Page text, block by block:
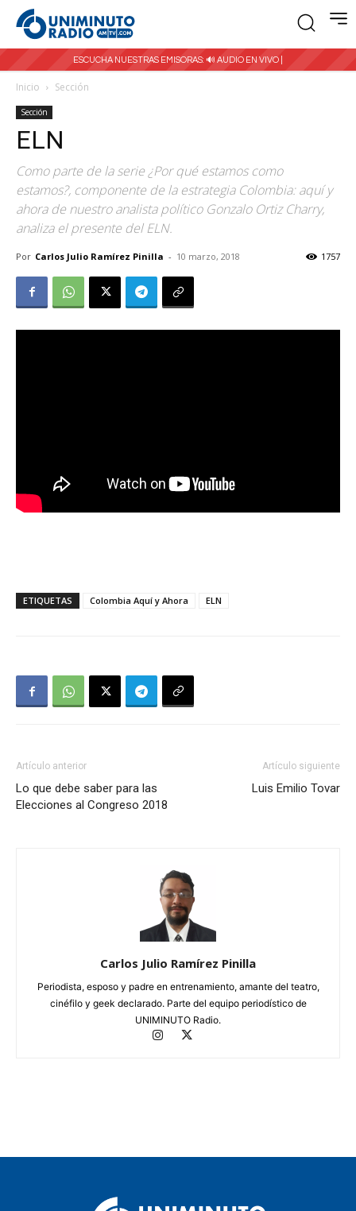
ESCUCHA NUESTRAS EMISORAS: 🔊 AUDIO EN VIVO |
Inicio Sección
Sección
ELN
Como parte de la serie ¿Por qué estamos como
estamos?, componente de la estrategia Colombia: aquí y
ahora de nuestro analista político Gonzalo Ortiz Charry,
analiza el presente del ELN.
Por Carlos Julio Ramírez Pinilla - 10 marzo, 2018 1757
ETIQUETAS Colombia Aquí y Ahora ELN
Artículo anterior
Lo que debe saber para las
Elecciones al Congreso 2018
Artículo siguiente
Luis Emilio Tovar
Carlos Julio Ramírez Pinilla
Periodista, esposo y padre en entrenamiento, amante del teatro,
cinéfilo y geek declarado. Parte del equipo periodístico de
UNIMINUTO Radio.